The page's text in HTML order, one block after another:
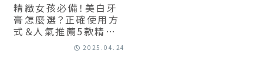
精緻女孩必備！美白牙
膏怎麼選？正確使用方
式＆人氣推薦5款精選，
你都該知道！
2025.04.24